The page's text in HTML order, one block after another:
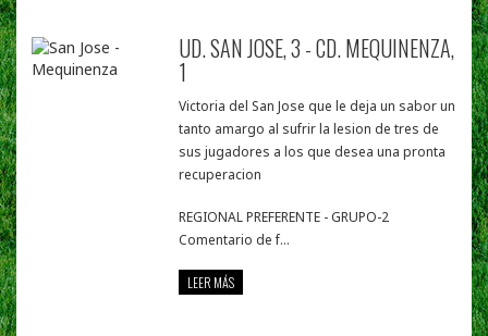
UD. SAN JOSE, 3 - CD. MEQUINENZA,
1
Victoria del San Jose que le deja un sabor un
tanto amargo al sufrir la lesion de tres de
sus jugadores a los que desea una pronta
recuperacion
REGIONAL PREFERENTE - GRUPO-2
Comentario de f...
LEER MÁS